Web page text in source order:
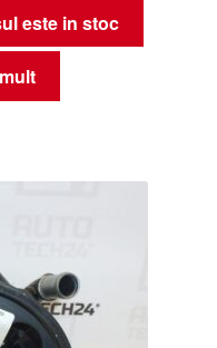
este in stoc